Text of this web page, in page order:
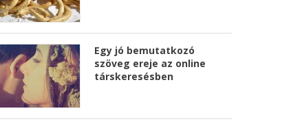
Egy jó bemutatkozó
szöveg ereje az online
társkeresésben